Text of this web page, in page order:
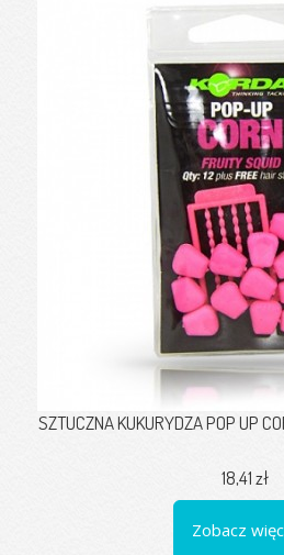
SZTUCZNA KUKURYDZA POP UP
18,41 zł
Zobacz